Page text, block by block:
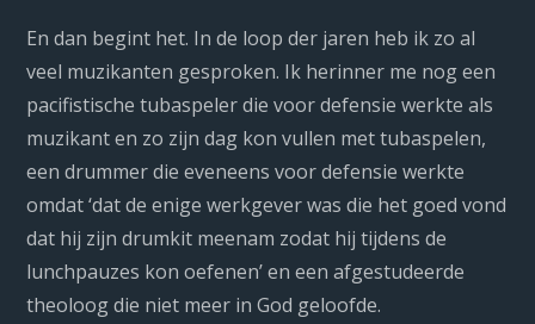
En dan begint het. In de loop der jaren heb ik zo al
veel muzikanten gesproken. Ik herinner me nog een
pacifistische tubaspeler die voor defensie werkte als
muzikant en zo zijn dag kon vullen met tubaspelen,
een drummer die eveneens voor defensie werkte
omdat ‘dat de enige werkgever was die het goed vond
dat hij zijn drumkit meenam zodat hij tijdens de
lunchpauzes kon oefenen’ en een afgestudeerde
theoloog die niet meer in God geloofde.